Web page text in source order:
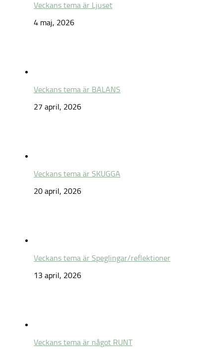
Veckans tema är Ljuset
4 maj, 2026
Veckans tema är BALANS
27 april, 2026
Veckans tema är SKUGGA
20 april, 2026
Veckans tema är Speglingar/reflektioner
13 april, 2026
Veckans tema är något RUNT